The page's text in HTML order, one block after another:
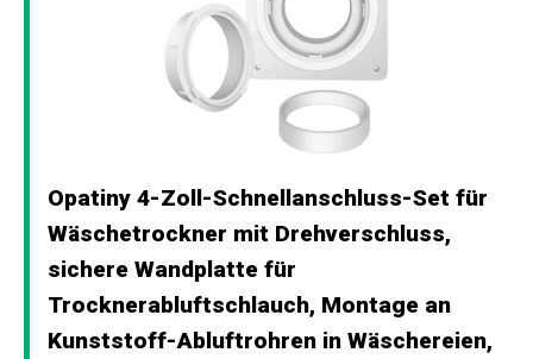
Opatiny 4-Zoll-Schnellanschluss-Set für
Wäschetrockner mit Drehverschluss,
sichere Wandplatte für
Trocknerabluftschlauch, Montage an
Kunststoff-Abluftrohren in Wäschereien,